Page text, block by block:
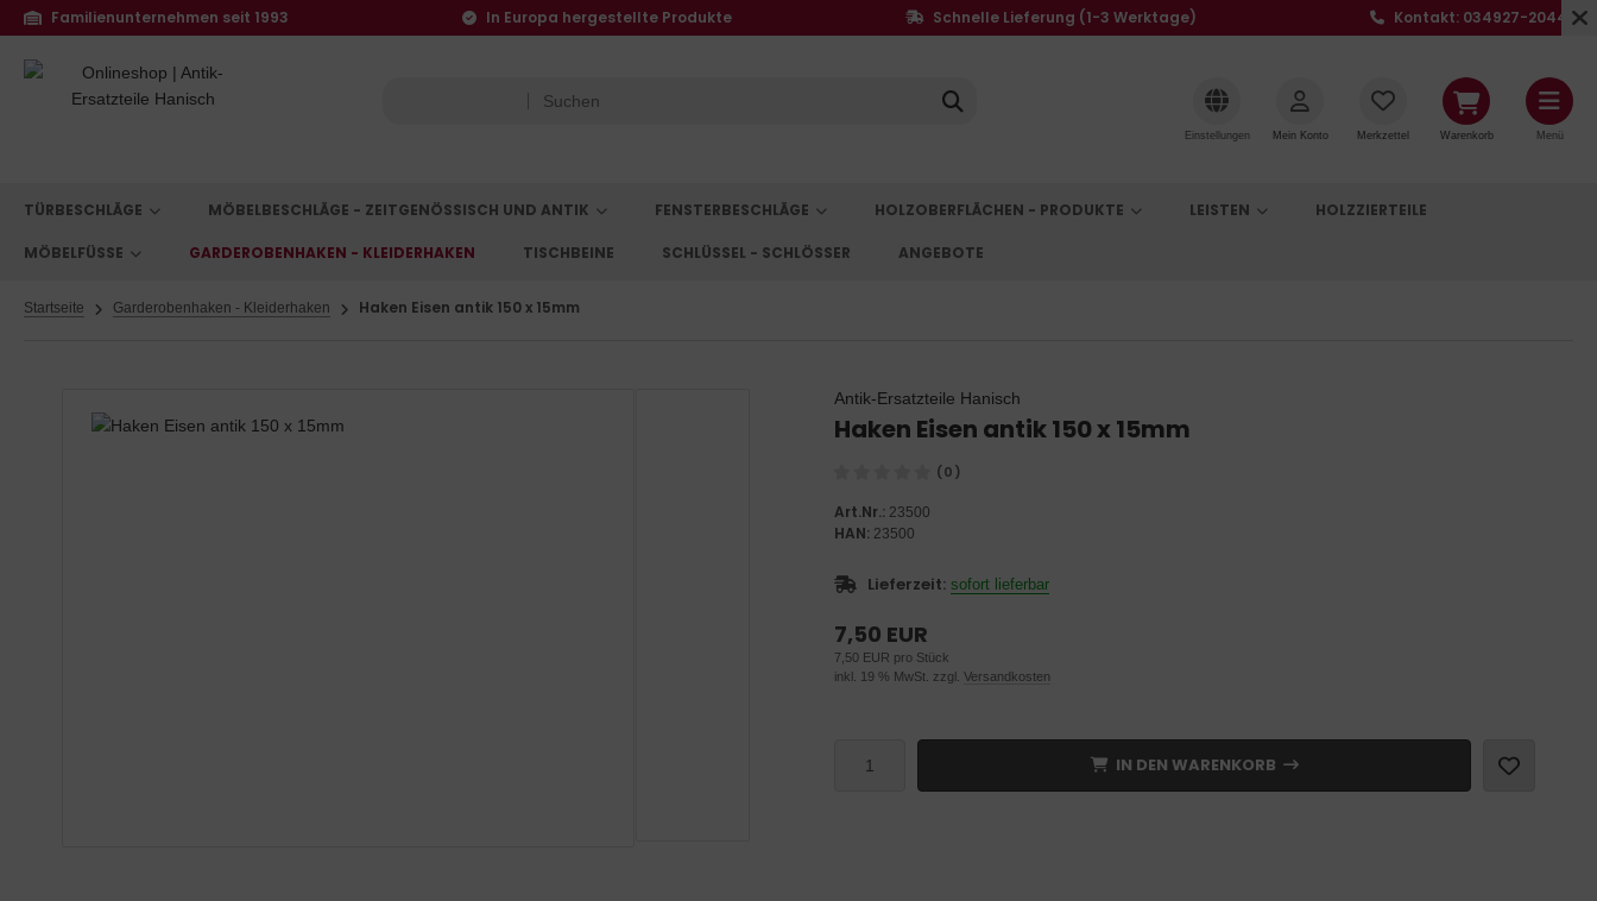
Familienunternehmen seit 1993 In Europa hergestellte Produkte Schnelle Lieferung (1-3 Werktage) Kontakt: 034927-20441
Einstellungen Mein Konto Merkzettel Warenkorb Menü
TÜRBESCHLÄGE MÖBELBESCHLÄGE - ZEITGENÖSSISCH UND ANTIK FENSTERBESCHLÄGE HOLZOBERFLÄCHEN - PRODUKTE LEISTEN HOLZZIERTEILE
MÖBELFÜSSE GARDEROBENHAKEN - KLEIDERHAKEN TISCHBEINE SCHLÜSSEL - SCHLÖSSER ANGEBOTE
Startseite Garderobenhaken - Kleiderhaken Haken Eisen antik 150 x 15mm
Antik-Ersatzteile Hanisch
Haken Eisen antik 150 x 15mm
(0)
Art.Nr.: 23500
HAN: 23500
Lieferzeit: sofort lieferbar
7,50 EUR
7,50 EUR pro Stück
inkl. 19 % MwSt. zzgl. Versandkosten
IN DEN WARENKORB